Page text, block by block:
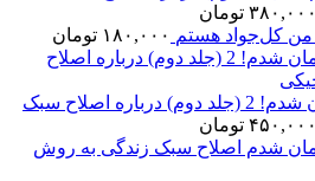
۳۸۰,۰۰۰ تومان
من کل‌جواد هستم ۱۸۰,۰۰۰ تومان
کتاب دیدید منم مامان شدم! 2 (جلد دوم) درباره اصلاح سبک
۴۵۰,۰۰۰ تومان